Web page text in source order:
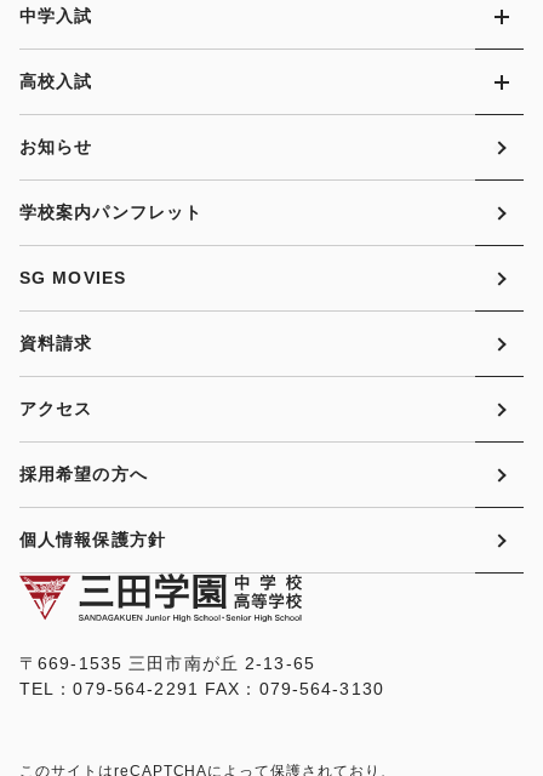
〒669-1535 三田市南が丘 2-13-65
TEL：079-564-2291 FAX：079-564-3130
このサイトはreCAPTCHAによって保護されており、
中学入試
高校入試
お知らせ
学校案内パンフレット
SG MOVIES
資料請求
アクセス
採用希望の方へ
個人情報保護方針